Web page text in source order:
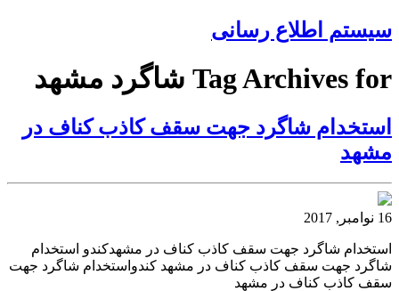
سیستم اطلاع رسانی
Tag Archives for شاگرد مشهد
استخدام شاگرد جهت سقف کاذب کناف در
مشهد
16 نوامبر, 2017
استخدام شاگرد جهت سقف کاذب کناف در مشهدکندو استخدام
شاگرد جهت سقف کاذب کناف در مشهد کندواستخدام شاگرد جهت
سقف کاذب کناف در مشهد